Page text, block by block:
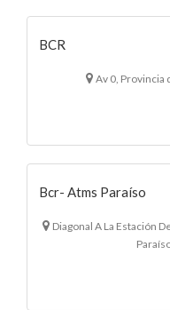
BCR
Av 0, Provincia
Bcr- Atms Paraíso
Diagonal A La Estación